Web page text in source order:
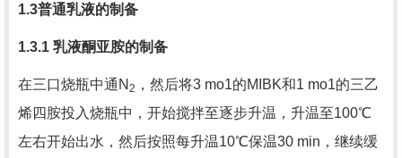
1.3普通乳液的制备
1.3.1 乳液酮亚胺的制备
在三口烧瓶中通 N 2 ，然后将3 mo1的MIBK和1 mo1的三乙
烯四胺投入烧瓶中，开始搅拌至逐步升温，升温至100℃
左右开始出水，然后按照每升温10℃保温30 min ，继续缓